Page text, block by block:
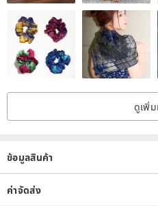
The crisp, structured feel is the
An external stitched pocket on
elements, complemented by a
speaks of individuality and a free
windproof, shielding you from the
imprinted with a unique texture,
a thoughtful detail from the Eco
ดูเพิ่
ข้อมูลสินค้า
ค่าจัดส่ง